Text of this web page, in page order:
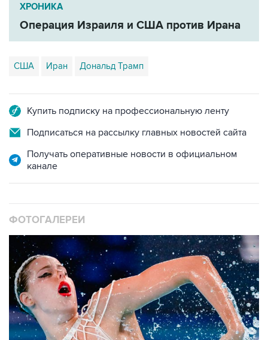
ХРОНИКА
Операция Израиля и США против Ирана
США Иран Дональд Трамп
Купить подписку на профессиональную ленту
Подписаться на рассылку главных новостей сайта
Получать оперативные новости в официальном
канале
ФОТОГАЛЕРЕИ